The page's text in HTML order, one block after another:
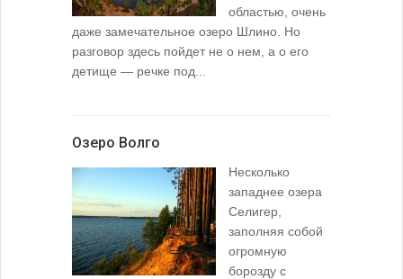
областью, очень
даже замечательное озеро Шлино. Но
разговор здесь пойдет не о нем, а о его
детище — речке под...
Озеро Волго
Несколько
западнее озера
Селигер,
заполняя собой
огромную
борозду с